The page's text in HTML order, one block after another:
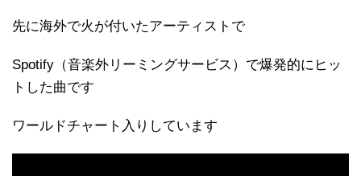
先に海外で火が付いたアーティストで
Spotify（音楽外リーミングサービス）で爆発的にヒッ
トした曲です
ワールドチャート入りしています